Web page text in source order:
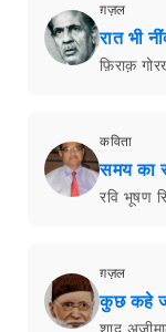
ग़ज़ल
रात भी
फ़िराक़
कविता
समय का
रवि भूषण
ग़ज़ल
कुछ कहे